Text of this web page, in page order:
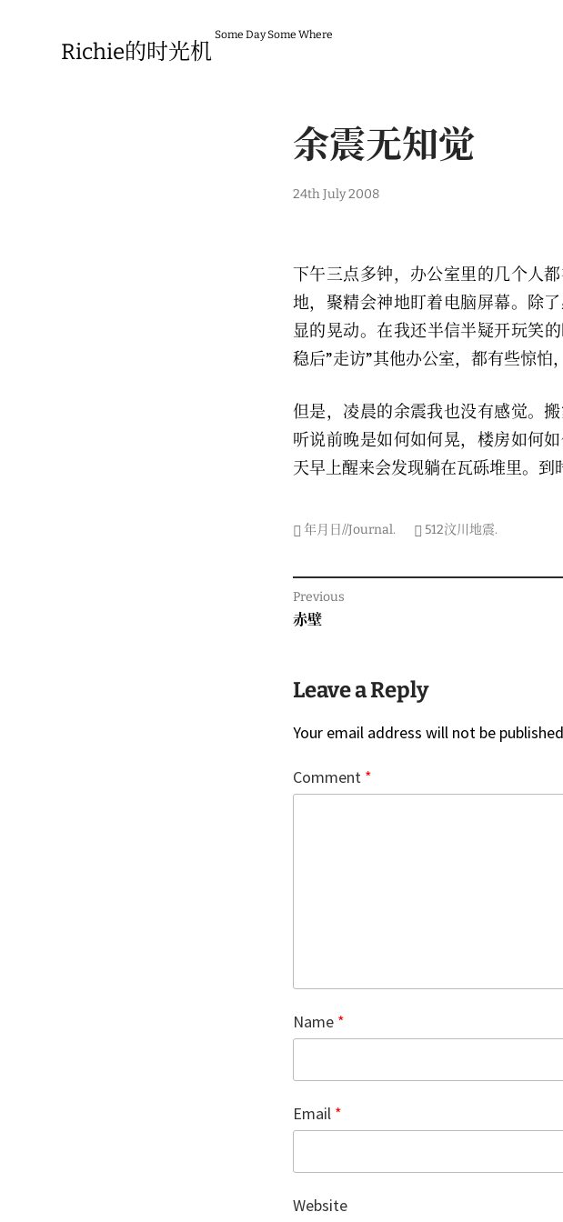
Richie的时光机
Some Day Some Where
余震无知觉
2
u
y
2
0
0
8
24th July 2008
下午三点多钟，办公室里的几个人
地，聚精会神地盯着电脑屏幕。除
显的晃动。在我还半信半疑开玩笑
稳后”走访”其他办公室，都有些惊怕
但是，凌晨的余震我也没有感觉。
听说前晚是如何如何晃，楼房如何
天早上醒来会发现躺在瓦砾堆里。到
年月日//Journal. 512汶川地震.
Post
navigation
Previous
Previous
赤壁
Leave a Reply
Your email address will not be
Comment *
Name *
Email *
Website